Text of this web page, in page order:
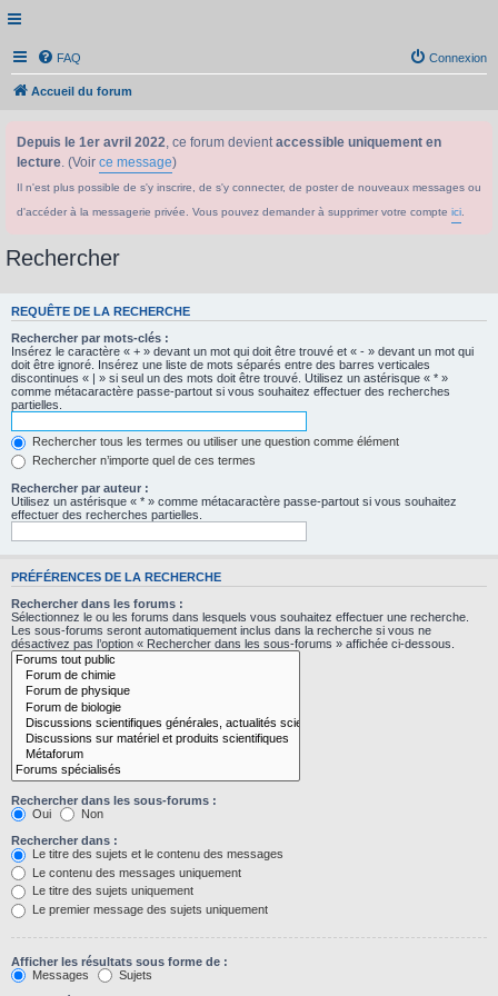
FAQ Connexion
Accueil du forum
Depuis le 1er avril 2022, ce forum devientaccessible uniquement en
lecture. (Voir ce message)
Il n'est plus possible de s'y inscrire, de s'y connecter, de poster de nouveaux messages ou
d'accéder à la messagerie privée. Vous pouvez demander à supprimer votre compte ici
Rechercher
REQUÊTE DE LA RECHERCHE
Rechercher par mots-clés :
Insérez le caractère « + » devant un mot qui doit être trouvé et « - » devant un mot qui
doit être ignoré. Insérez une liste de mots séparés entre des barres verticales
discontinues « | » si seul un des mots doit être trouvé. Utilisez un astérisque « * »
comme métacaractère passe-partout si vous souhaitez effectuer des recherches
partielles.
Rechercher tous les termes ou utiliser une question comme élément
Rechercher n’importe quel de ces termes
Rechercher par auteur :
Utilisez un astérisque « * » comme métacaractère passe-partout si vous souhaitez
effectuer des recherches partielles.
PRÉFÉRENCES DE LA RECHERCHE
Rechercher dans les forums :
Sélectionnez le ou les forums dans lesquels vous souhaitez effectuer une recherche.
Les sous-forums seront automatiquement inclus dans la recherche si vous ne
désactivez pas l’option « Rechercher dans les sous-forums » affichée ci-dessous.
Rechercher dans les sous-forums :
Oui
Non
Rechercher dans :
Le titre des sujets et le contenu des messages
Le contenu des messages uniquement
Le titre des sujets uniquement
Le premier message des sujets uniquement
Afficher les résultats sous forme de :
Messages
Sujets